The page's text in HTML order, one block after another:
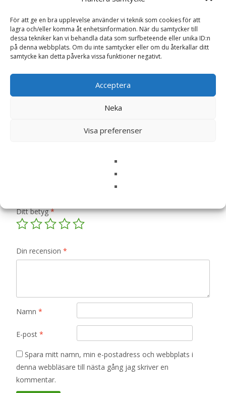
För att ge en bra upplevelse använder vi teknik som cookies för att
lagra och/eller komma åt enhetsinformation. När du samtycker till
dessa tekniker kan vi behandla data som surfbeteende eller unika ID:n
på denna webbplats. Om du inte samtycker eller om du återkallar ditt
samtycke kan detta påverka vissa funktioner negativt.
Acceptera
Neka
Visa preferenser
Artikelnr:5010931114757 Kategori:Fröer
Recensioner (0)
Det finns inga recensioner än.
Ditt betyg*
Din recension *
Namn *
E-post *
Spara mitt namn, min e-postadress och webbplats i
denna webbläsare till nästa gång jag skriver en
kommentar.